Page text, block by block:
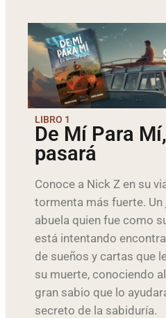
LIBRO 1
De Mí Para
pasará
Conoce a Nick Z en su
tormenta más fuerte.
abuela quien fue como
está intentando
de sueños y cartas que
su muerte, conociendo
gran sabio que lo
secreto de la sabiduría.